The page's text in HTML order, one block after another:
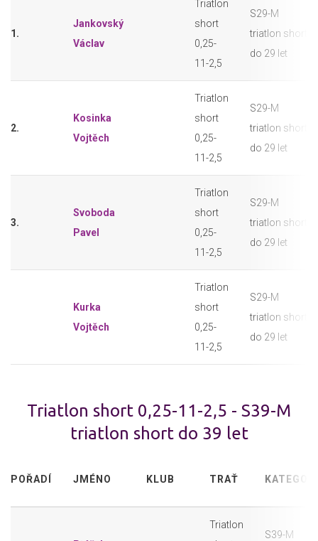
1.
Jankovský
Václav
Triatlon
short
0,25-
11-2,5
S29-M
triatlon short
do 29 let
2.
Kosinka
Vojtěch
Triatlon
short
0,25-
11-2,5
S29-M
triatlon short
do 29 let
3.
Svoboda
Pavel
Triatlon
short
0,25-
11-2,5
S29-M
triatlon short
do 29 let
Kurka
Vojtěch
Triatlon
short
0,25-
11-2,5
S29-M
triatlon short
do 29 let
Triatlon short 0,25-11-2,5 - S39-M
triatlon short do 39 let
POŘADÍ JMÉNO KLUB TRAŤ
Triatlon
S39-M